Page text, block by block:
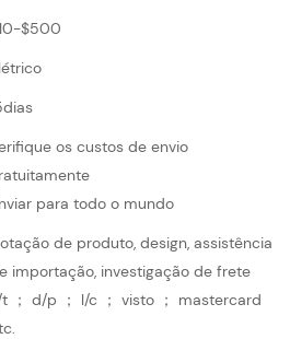
$500
os custos de envio
para todo o mundo
de produto, design, assistência
importação, investigação de frete
t ； d/p ； l/c ； visto ； mastercard